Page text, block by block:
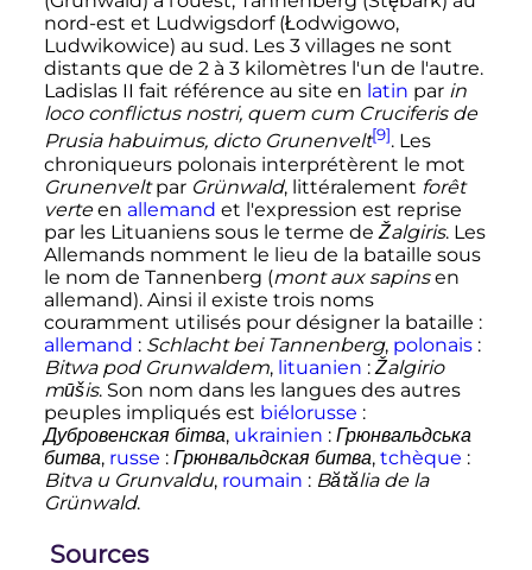
nord-est et Ludwigsdorf (Łodwigowo,
Ludwikowice) au sud. Les 3 villages ne sont
distants que de 2 à 3 kilomètresl'un de l'autre.
Ladislas II fait référence au site en latin par in
loco conflictus nostri, quem cum Cruciferis de
Prusia habuimus, dicto Grunenvelt[9]. Les
chroniqueurs polonais interprétèrent le mot
Grunenveltpar Grünwald, littéralement forêt
verteen allemand et l'expression est reprise
par les Lituaniens sous le terme de Žalgiris. Les
Allemands nomment le lieu de la bataille sous
le nom de Tannenberg (mont aux sapinsen
allemand). Ainsi il existe trois noms
couramment utilisés pour désigner la bataille :
allemand : Schlacht bei Tannenberg, polonais:
Bitwa pod Grunwaldem, lituanien : Žalgirio
mūšis. Son nom dans les langues des autres
peuples impliqués est biélorusse :
Дубровенская бітва, ukrainien : Грюнвальдська
битва, russe : Грюнвальдская битва, tchèque :
Bitva u Grunvaldu, roumain : Bătălia de la
Grünwald.
Sources